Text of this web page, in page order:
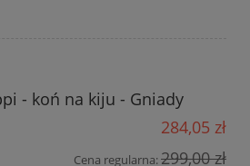
- koń na kiju - Gniady
284,05 zł
Cena regularna:299,00 zł